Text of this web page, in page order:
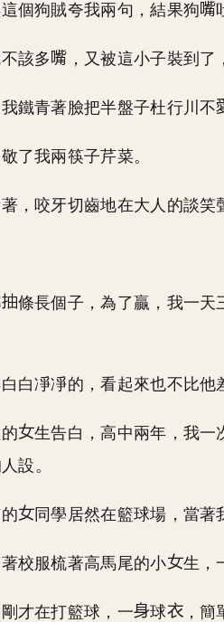
個狗賊夸我兩句，結果狗
該多 ，又被這小子裝到了
鐵青著臉把半盤子杜行川不
了我兩筷子芹菜。
，咬牙切齒地在大人的談笑
條長個子，為了贏，我一天
白凈凈的，看起來也不比他
生告白，高中兩年，我一
設。
同學居然在籃球場，當著
校服梳著高馬尾的小 生，
才在打籃球，一 球 ，簡